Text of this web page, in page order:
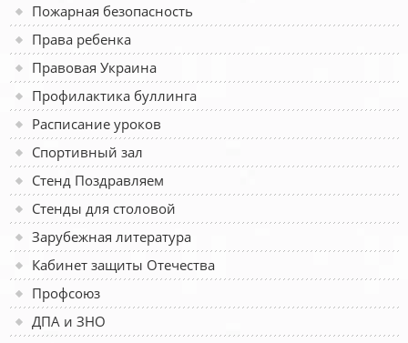
Пожарная безопасность
Права ребенка
Правовая Украина
Профилактика буллинга
Расписание уроков
Спортивный зал
Стенд Поздравляем
Стенды для столовой
Зарубежная литература
Кабинет защиты Отечества
Профсоюз
ДПА и ЗНО